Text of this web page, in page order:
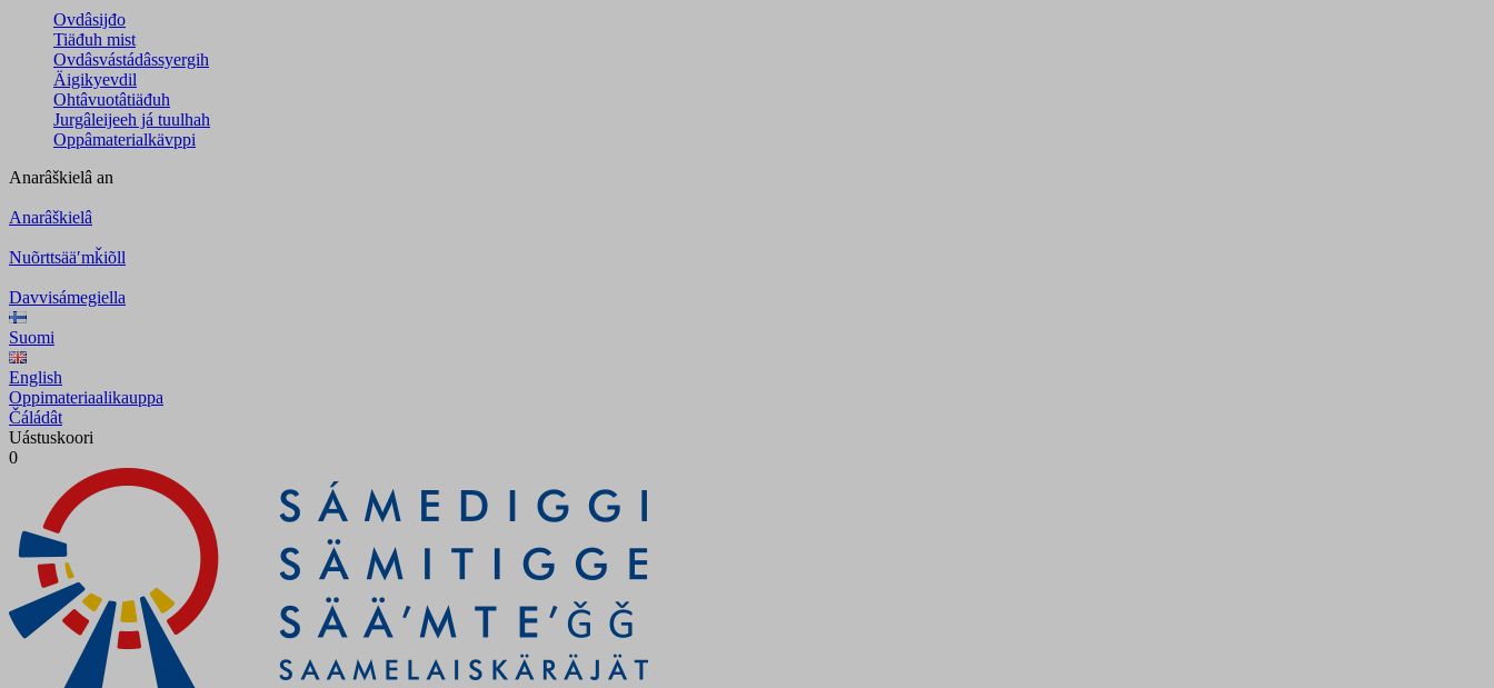
Ovdâsijđo
Tiäđuh mist
Ovdâsvástádâssyergih
Äigikyevdil
Ohtâvuotâtiäđuh
Jurgâleijeeh já tuulhah
Oppâmaterialkävppi
Anarâškielâ an
Anarâškielâ
Nuõrttsääʹmǩiõll
Davvisámegiella
Suomi
English
Oppimateriaalikauppa
Čáládât
Uástuskoori
0